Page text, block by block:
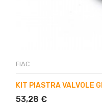
FIAC
KIT PIASTRA VALVOLE
53,28 €